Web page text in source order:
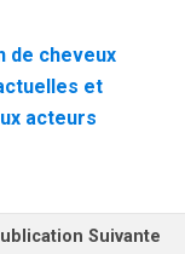
de cheveux
et
acteurs
Suivante